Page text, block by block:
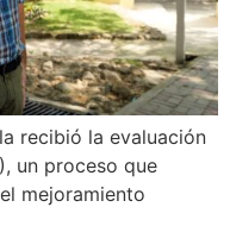
recibió la evaluación
un proceso que
mejoramiento